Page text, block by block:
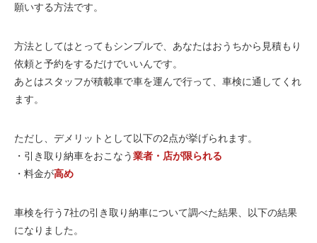
願いする方法です。
方法としてはとってもシンプルで、あなたはおうちから見積もり
依頼と予約をするだけでいいんです。
あとはスタッフが積載車で車を運んで行って、車検に通してくれ
ます。
ただし、デメリットとして以下の2点が挙げられます。
・引き取り納車をおこなう業者・店が限られる
・料金が高め
車検を行う7社の引き取り納車について調べた結果、以下の結果
になりました。